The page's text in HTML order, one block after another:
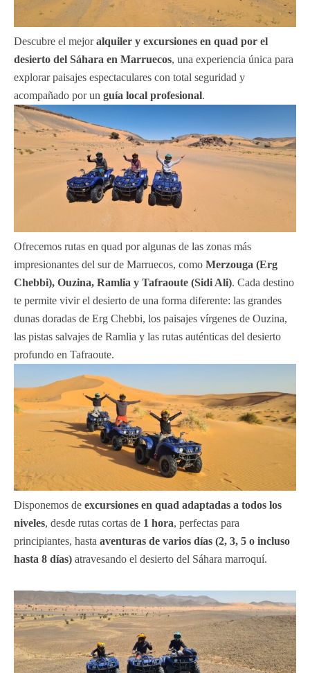
Descubre el mejoralquiler y excursiones en quad por el
desierto del Sáhara en Marruecos, una experiencia única para
explorar paisajes espectaculares con total seguridad y
acompañado por un guía local profesional.
Ofrecemos rutas en quad por algunas de las zonas más
impresionantes del sur de Marruecos, como Merzouga (Erg
Chebbi), Ouzina, Ramlia y Tafraoute (Sidi Ali). Cada destino
te permite vivir el desierto de una forma diferente: las grandes
dunas doradas de Erg Chebbi, los paisajes vírgenes de Ouzina,
las pistas salvajes de Ramlia y las rutas auténticas del desierto
profundo en Tafraoute.
Disponemos de excursiones en quad adaptadas a todos los
niveles, desde rutas cortas de 1 hora, perfectas para
principiantes, hasta aventuras de varios días (2, 3, 5 o incluso
hasta 8 días) atravesando el desierto del Sáhara marroquí.